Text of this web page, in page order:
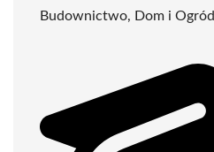
Budownictwo, Dom i Ogród